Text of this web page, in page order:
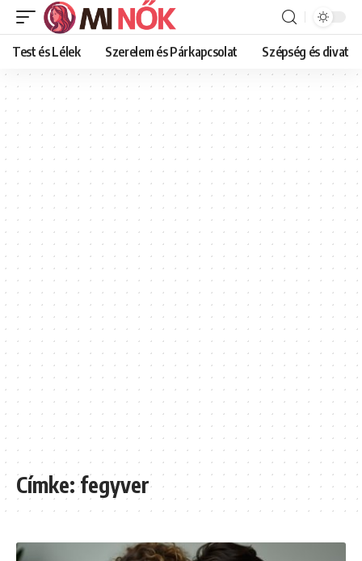
Test és Lélek Szerelem és Párkapcsolat Szépség és divat
Címke:fegyver